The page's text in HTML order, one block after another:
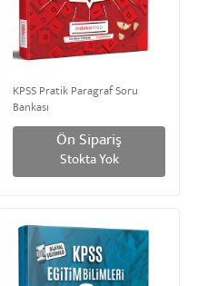
KPSS Pratik Paragraf Soru
Bankası
Ön Sipariş
Stokta Yok